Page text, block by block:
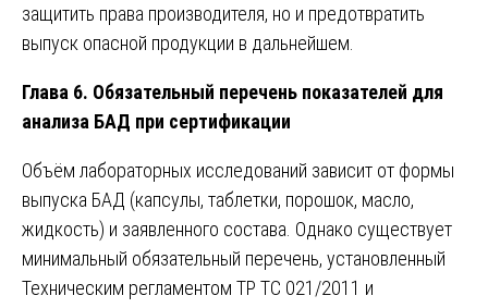
защитить права производителя, но и предотвратить
выпуск опасной продукции в дальнейшем.
Глава 6. Обязательный перечень показателей для
анализа БАД при сертификации
Объём лабораторных исследований зависит от формы
выпуска БАД (капсулы, таблетки, порошок, масло,
жидкость) и заявленного состава. Однако существует
минимальный обязательный перечень, установленный
Техническим регламентом ТР ТС 021/2011 и